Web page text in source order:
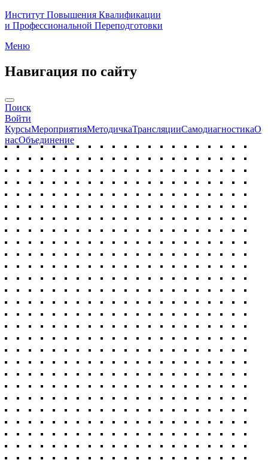
Институт Повышения Квалификации
и Профессиональной Переподготовки
Меню
Навигация по сайту
Поиск
Войти
КурсыМероприятияМетодичкаТрансляцииСамодиагностикаО
насОбъединение